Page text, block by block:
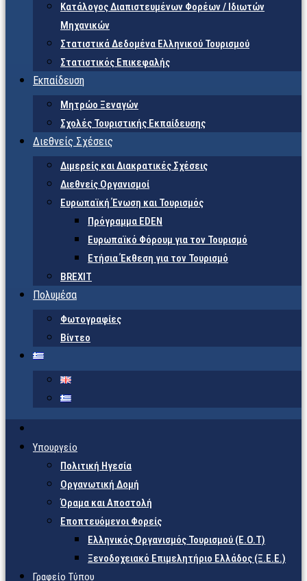
Κατάλογος Διαπιστευμένων Φορέων / Ιδιωτών
Μηχανικών
Στατιστικά Δεδομένα Ελληνικού Τουρισμού
Στατιστικός Επικεφαλής
Εκπαίδευση
Μητρώο Ξεναγών
Σχολές Τουριστικής Εκπαίδευσης
Διεθνείς Σχέσεις
Διμερείς και Διακρατικές Σχέσεις
Διεθνείς Οργανισμοί
Ευρωπαϊκή Ένωση και Τουρισμός
Πρόγραμμα EDEN
Ευρωπαϊκό Φόρουμ για τον Τουρισμό
Ετήσια Έκθεση για τον Τουρισμό
BREXIT
Πολυμέσα
Φωτογραφίες
Βίντεο
Υπουργείο
Πολιτική Ηγεσία
Οργανωτική Δομή
Όραμα και Αποστολή
Εποπτευόμενοι Φορείς
Eλληνικός Οργανισμός Τουρισμού (Ε.Ο.Τ)
Ξενοδοχειακό Επιμελητήριο Ελλάδος (Ξ.Ε.Ε.)
Γραφείο Τύπου